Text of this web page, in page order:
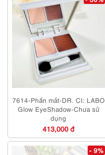
7614-Phấn mắt-DR. CI: LABO
Glow EyeShadow-Chưa sử
dụng
413,000 đ
- 9%